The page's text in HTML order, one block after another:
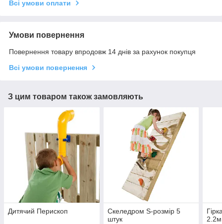
Всі умови оплати
Умови повернення
Повернення товару впродовж 14 днів за рахунок покупця
Всі умови повернення
З цим товаром також замовляють
Дитячий Перископ
Скеледром S-розмір 5
штук